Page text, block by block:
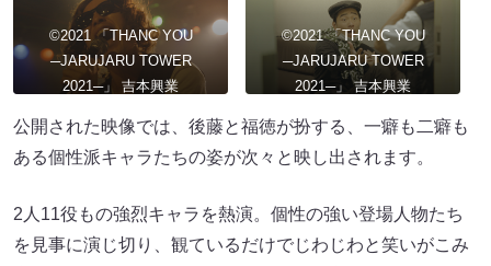
©︎2021 「THANC YOU
─JARUJARU TOWER
2021─」 吉本興業
©︎2021 「THANC YOU
─JARUJARU TOWER
2021─」 吉本興業
公開された映像では、後藤と福徳が扮する、一癖も二癖も
ある個性派キャラたちの姿が次々と映し出されます。
2人11役もの強烈キャラを熱演。個性の強い登場人物たち
を見事に演じ切り、観ているだけでじわじわと笑いがこみ